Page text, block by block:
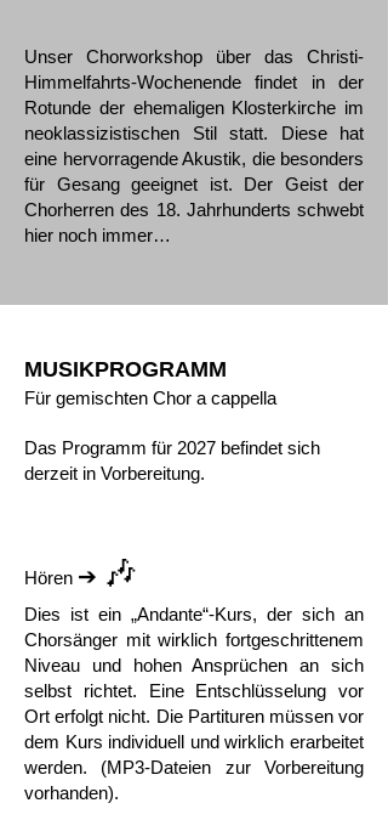
Unser Chorworkshop über das Christi-
Himmelfahrts-Wochenende findet in der
Rotunde der ehemaligen Klosterkirche im
neoklassizistischen Stil statt. Diese hat
eine hervorragende Akustik, die besonders
für Gesang geeignet ist. Der Geist der
Chorherren des 18. Jahrhunderts schwebt
hier noch immer…
MUSIKPROGRAMM
Für gemischten Chor a cappella
Das Programm für 2027 befindet sich
derzeit in Vorbereitung.
Hören ➔ 🎶
Dies ist ein „Andante“-Kurs, der sich an
Chorsänger mit wirklich fortgeschrittenem
Niveau und hohen Ansprüchen an sich
selbst richtet. Eine Entschlüsselung vor
Ort erfolgt nicht. Die Partituren müssen vor
dem Kurs individuell und wirklich erarbeitet
werden. (MP3-Dateien zur Vorbereitung
vorhanden).